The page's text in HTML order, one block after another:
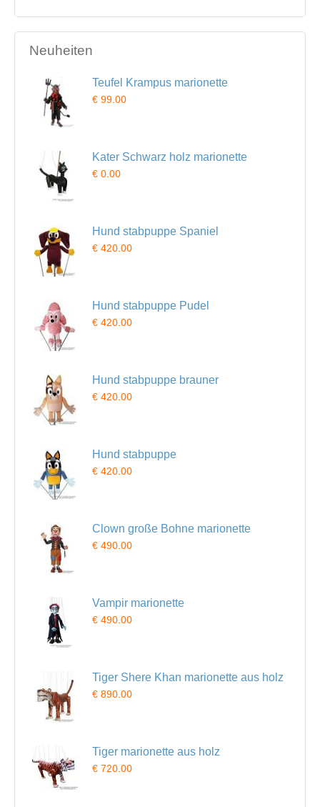
Neuheiten
Teufel Krampus marionette
€ 99.00
Kater Schwarz holz marionette
€ 0.00
Hund stabpuppe Spaniel
€ 420.00
Hund stabpuppe Pudel
€ 420.00
Hund stabpuppe brauner
€ 420.00
Hund stabpuppe
€ 420.00
Clown große Bohne marionette
€ 490.00
Vampir marionette
€ 490.00
Tiger Shere Khan marionette aus holz
€ 890.00
Tiger marionette aus holz
€ 720.00